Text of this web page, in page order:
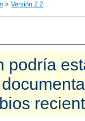
> Versión 2.2
podría